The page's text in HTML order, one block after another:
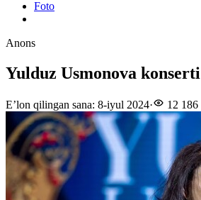
Foto
Anons
Yulduz Usmonova konserti
E’lon qilingan sana: 8-iyul 2024· 12 186